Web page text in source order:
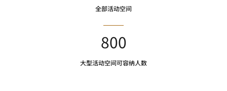
全部活动空间
800
大型活动空间可容纳人数